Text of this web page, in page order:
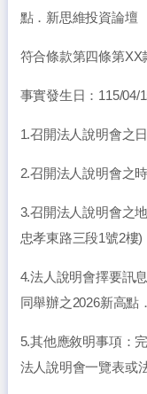
點．新思維投資論壇
符合條款第四條第XX
事實發生日：115/04/
1.召開法人說明會之
2.召開法人說明會之
3.召開法人說明會之
忠孝東路三段1號2樓)
4.法人說明會擇要訊
同舉辦之2026新高點
5.其他應敘明事項：
法人說明會一覽表或